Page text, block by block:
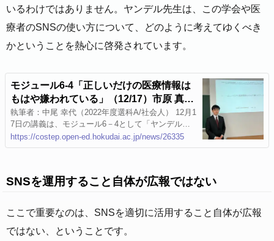
いるわけではありません。ヤンデル先生は、この学会や医
療者のSNSの使い方について、どのように考えてゆくべき
かということを熱心に啓発されています。
モジュール6-4「正しいだけの医療情報は
もはや嫌われている」（12/17）市原 真先
生講義レポート
執筆者：中尾 幸代（2022年度選科A/社会人） 12月1
7日の講義は、モジュール6－4として「ヤンデル先
生（ @Dr_yandel ）」こと市原 真先生（JA北海道
厚生連札幌厚生病院 病理...
https://costep.open-ed.hokudai.ac.jp/news/26335
SNSを運用すること自体が広報ではない
ここで重要なのは、SNSを適切に活用すること自体が広報
ではない、ということです。